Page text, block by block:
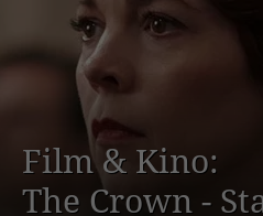
Film & Kino:
The Crown -